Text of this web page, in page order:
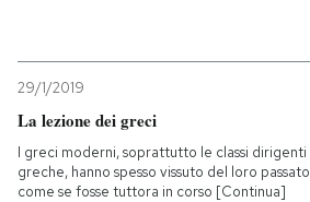
29/1/2019
La lezione dei greci
I greci moderni, soprattutto le classi dirigenti
greche, hanno spesso vissuto del loro passato
come se fosse tuttora in corso [Continua]